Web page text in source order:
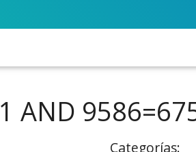
1 AND
Categorías: